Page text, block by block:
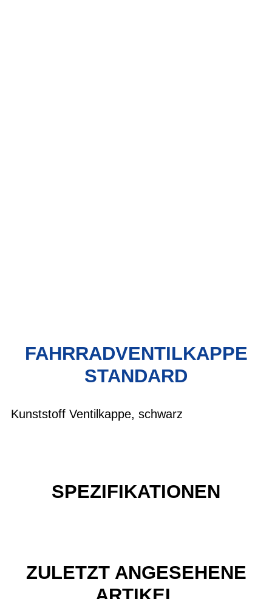
FAHRRADVENTILKAPPE
STANDARD
Kunststoff Ventilkappe, schwarz
SPEZIFIKATIONEN
ZULETZT ANGESEHENE